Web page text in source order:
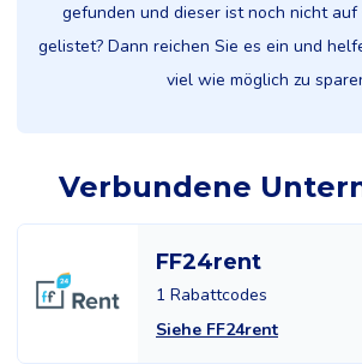
gefunden und dieser ist noch nicht auf
gelistet? Dann reichen Sie es ein und
viel wie möglich zu
Verbundene
FF24rent
1 Rabattcodes
Siehe FF24rent